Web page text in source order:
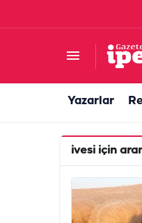
Yazarlar
ivesi için